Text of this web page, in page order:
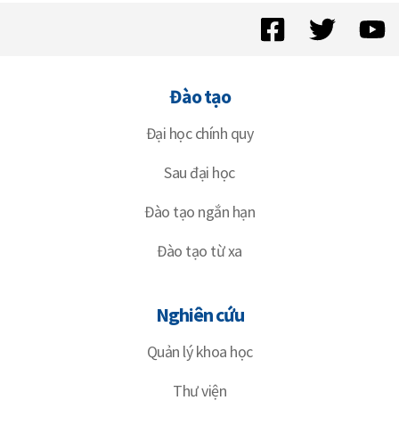
Đào tạo
Đại học chính quy
Sau đại học
Đào tạo ngắn hạn
Đào tạo từ xa
Nghiên cứu
Quản lý khoa học
Thư viện